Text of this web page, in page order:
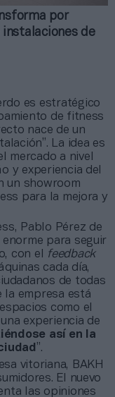
por
instalaciones de
es estratégico
de fitness
nace de un
La idea es
mercado a nivel
y experiencia del
un showroom
para la mejora y
Pablo Pérez de
enorme para seguir
con el
feedback
cada día,
de todas
la empresa está
como el
experiencia de
así en la
”.
vitoriana, BAKH
El nuevo
las opiniones